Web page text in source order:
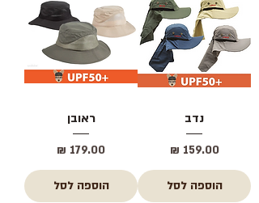
נדב
מחיר‏159.00 ‏₪
הוספה לסל
ראובן
מחיר
הוספה לסל